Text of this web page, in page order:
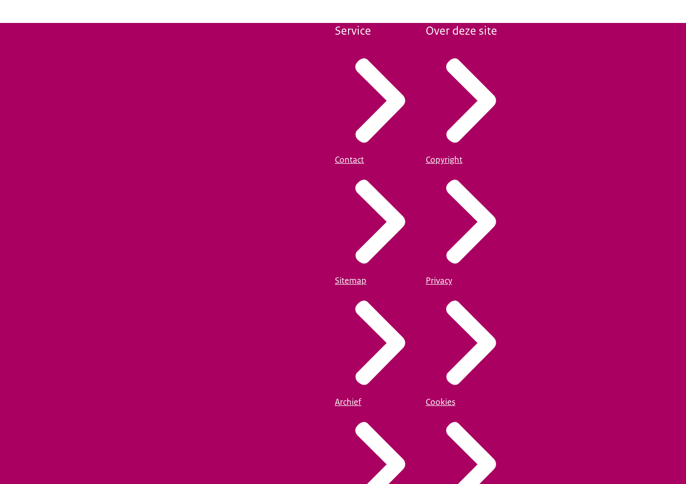
Service
Contact
Sitemap
Archief
Over deze site
Copyright
Privacy
Cookies